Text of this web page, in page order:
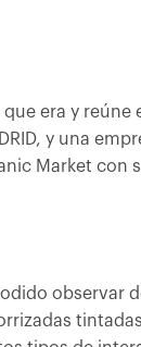
que era y
y una
Market
observar